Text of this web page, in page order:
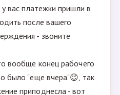
вас платежки пришли в
после вашего
- звоните
вообще конец рабочего
было "еще вчера"😉, так
приподнесла - вот